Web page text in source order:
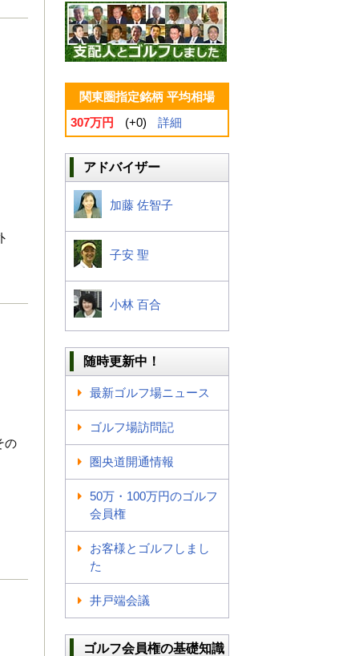
の
関東圏指定銘柄 平均相場
307万円
(+0) 詳細
アドバイザー
加藤 佐智子
子安 聖
小林 百合
随時更新中！
最新ゴルフ場ニュース
ゴルフ場訪問記
圏央道開通情報
50万・100万円のゴルフ
会員権
お客様とゴルフしまし
た
井戸端会議
ゴルフ会員権の基礎知識